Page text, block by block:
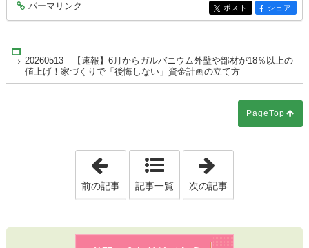
entry10463
パーマリンク entry10463
ポスト entry10463
シェア
20260513 【速報】6月からガルバニウム外壁や部材が18％以上の
値上げ！家づくりで「後悔しない」資金計画の立て方
PageTop
「20260512 最大300万円の補助金も！
前の記事 記事一覧 次の記事